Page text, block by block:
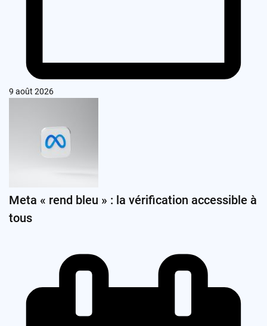
9 août 2026
Meta « rend bleu » : la vérification accessible à
tous